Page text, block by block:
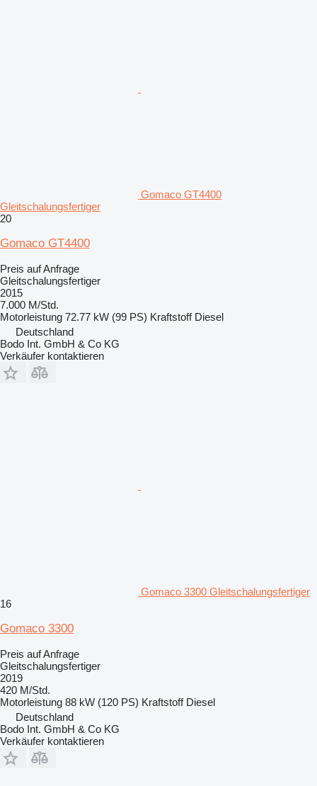
Gomaco GT4400
Gleitschalungsfertiger
20
Gomaco GT4400
Preis auf Anfrage
Gleitschalungsfertiger
2015
7.000 M/Std.
Motorleistung 72.77 kW (99 PS) Kraftstoff Diesel
Deutschland
Bodo Int. GmbH & Co KG
Verkäufer kontaktieren
Gomaco 3300 Gleitschalungsfertiger
16
Gomaco 3300
Preis auf Anfrage
Gleitschalungsfertiger
2019
420 M/Std.
Motorleistung 88 kW (120 PS) Kraftstoff Diesel
Deutschland
Bodo Int. GmbH & Co KG
Verkäufer kontaktieren